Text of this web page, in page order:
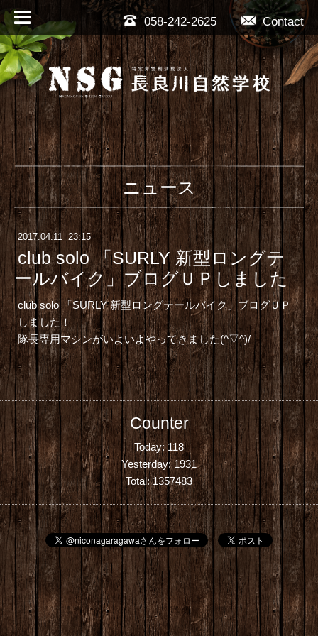
Contact
058-242-2625
ニュース
2017. 04.11 23:15
club solo 「SURLY 新型ロングテ
ールバイク」ブログＵＰしました
club solo 「SURLY 新型ロングテールバイク」ブログＵＰ
しました！
隊長専用マシンがいよいよやってきました(^▽^)/
Counter
Today:118
Yesterday:1931
Total:1357483